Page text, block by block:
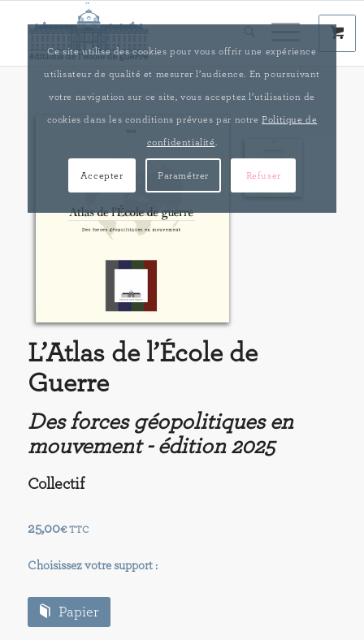
L’Atlas de l’École de
Guerre
Des forces géopolitiques en
mouvement - édition 2025
Collectif
25,00€ TTC
Choisissez votre support :
Papier
Ce site utilise des cookies pour vous offrir une expérience
utilisateur de qualité et mesurer l’audience. En poursuivant
votre navigation sur ce site, vous acceptez l’utilisation de
cookies dans les conditions prévues par notrePolitique de
confidentialité
Accepter Paramétrer Refuser